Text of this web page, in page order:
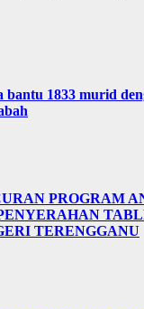
1833 murid
PROGRAM
TERENGGANU